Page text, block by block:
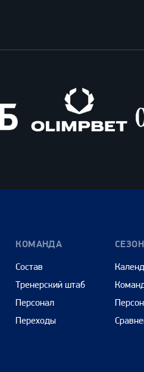
КОМАНДА
Состав
Тренерский штаб
Персонал
Переходы